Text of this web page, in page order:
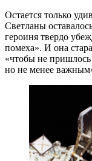
Остается только
Светланы
героиня твердо
помеха». И она
«чтобы не
но не менее